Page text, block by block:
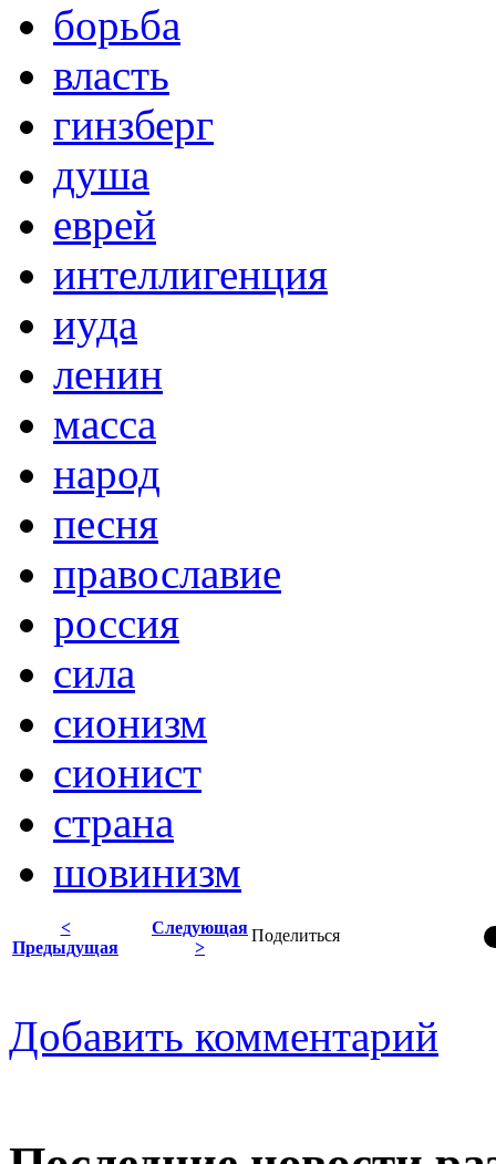
борьба
власть
гинзберг
душа
еврей
интеллигенция
иуда
ленин
масса
народ
песня
православие
россия
сила
сионизм
сионист
страна
шовинизм
Поделиться
<
Предыдущая
Следующая
>
Добавить комментарий